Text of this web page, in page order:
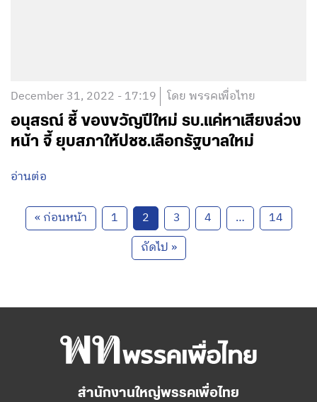
December 31, 2022 - 17:19 โดย พรรคเพื่อไทย
อนุสรณ์ ชี้ ของขวัญปีใหม่ รบ.แค่หาเสียงล่วง
หน้า จี้ ยุบสภาให้ปชช.เลือกรัฐบาลใหม่
อ่านต่อ
« ก่อนหน้า 1 2 3 4 …
14
ถัดไป »
สำนักงานใหญ่พรรคเพื่อไทย